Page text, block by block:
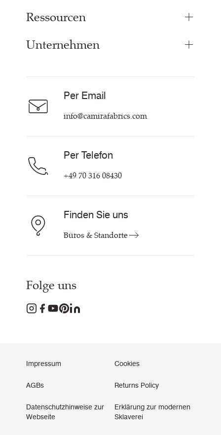
Bezugsstoffe
Ressourcen
Inspiration
Nachhaltigkeit
Unsere Richtlinien
Unternehmen
Hilfe & Kontakt
Per Email
info@camirafabrics.com
Per Telefon
+49 70 316 08430
Finden Sie uns
Büros & Standorte
Folge uns
Impressum
AGBs
Datenschutzhinweise zur
Webseite
Cookies
Returns Policy
Erklärung zur modernen
Sklaverei